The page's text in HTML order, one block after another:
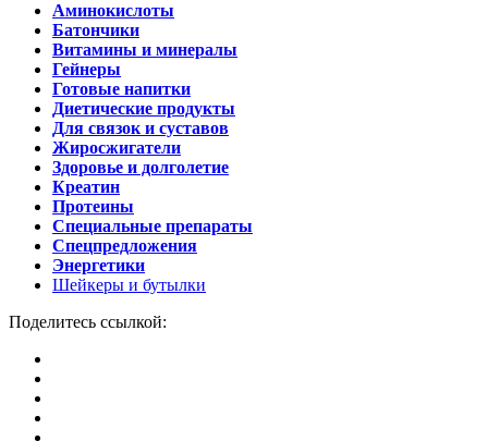
Аминокислоты
Батончики
Витамины и минералы
Гейнеры
Готовые напитки
Диетические продукты
Для связок и суставов
Жиросжигатели
Здоровье и долголетие
Креатин
Протеины
Специальные препараты
Спецпредложения
Энергетики
Шейкеры и бутылки
Поделитесь ссылкой: